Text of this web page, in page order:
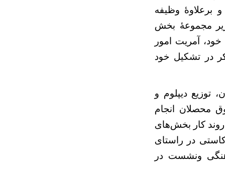
برعلاوۀ وظیفه
زیر مجموعۀ بخش
آمریت امور
در تشکیل خود
توزیع دیپلوم و
محصلان انجام
کار بخش‌های
در راستای
ونشست در